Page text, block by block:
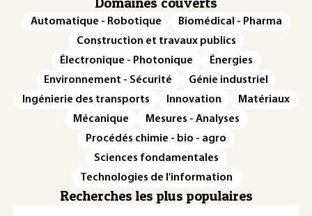
Automatique - Robotique
Biomédical - Pharma
Construction et travaux publics
Électronique - Photonique
Énergies
Environnement - Sécurité
Génie industriel
Ingénierie des transports
Innovation
Matériaux
Mécanique
Mesures - Analyses
Procédés chimie - bio - agro
Sciences fondamentales
Technologies de l'information
Recherches les plus populaires